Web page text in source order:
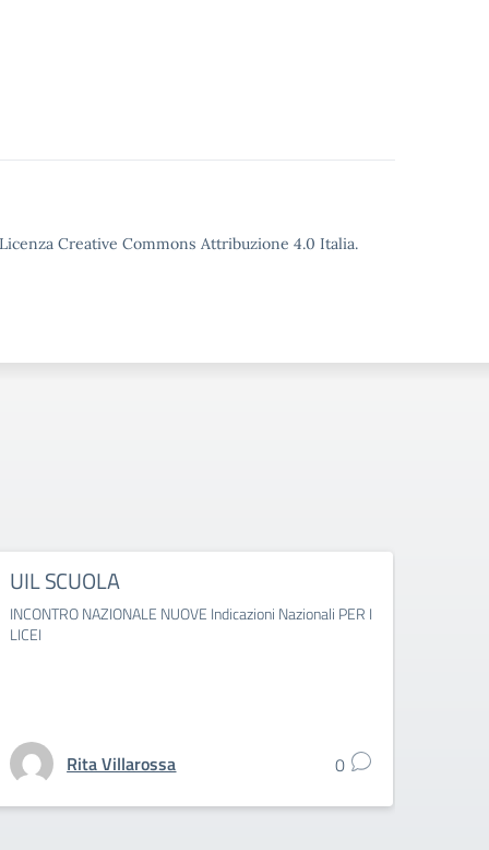
Creative Commons Attribuzione 4.0 Italia.
UIL SCUOLA
INCONTRO NAZIONALE NUOVE Indicazioni Nazionali PER I
LICEI
Rita Villarossa 0